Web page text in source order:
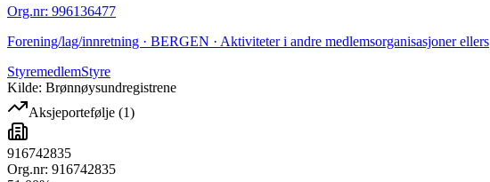
Org.nr: 996136477
Forening/lag/innretning · BERGEN · Aktiviteter i andre medlemsorganisasjoner ellers
StyremedlemStyre
Kilde: Brønnøysundregistrene
Aksjeportefølje (1)
916742835
Org.nr: 916742835